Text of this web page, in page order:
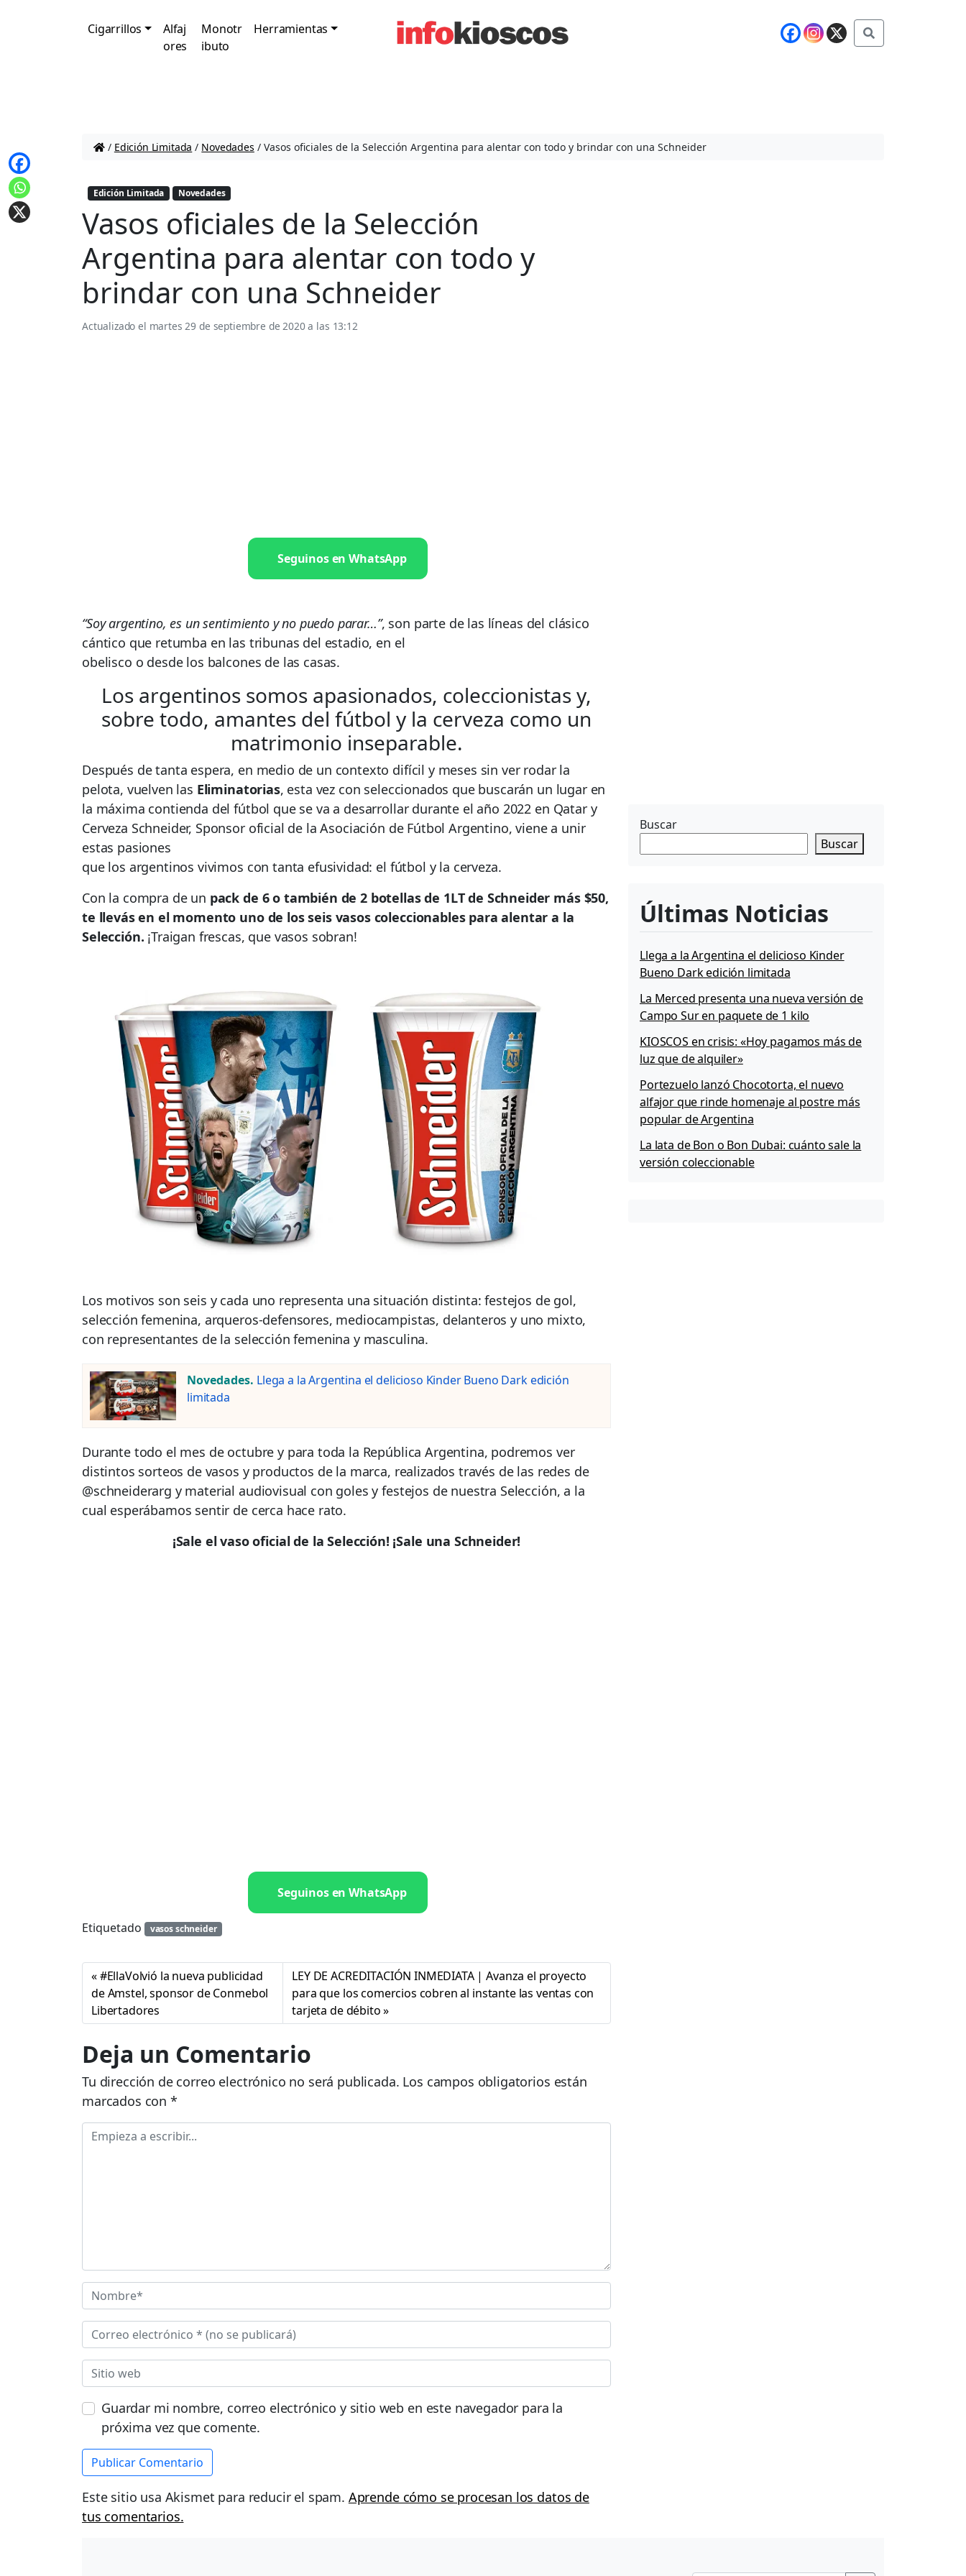
Cigarrillos
Alfaj
ores
Monotr
ibuto
Herramientas
/ Edición Limitada / Novedades / Vasos oficiales de la Selección Argentina para alentar con todo y brindar con una Schneider
Edición Limitada Novedades
Vasos oficiales de la Selección
Argentina para alentar con todo y
brindar con una Schneider
Actualizado el martes 29 de septiembre de 2020 a las 13:12
Seguinos en WhatsApp
“Soy argentino, es un sentimiento y no puedo parar…”, son parte de las líneas del clásico
cántico que retumba en las tribunas del estadio, en el
obelisco o desde los balcones de las casas.
Los argentinos somos apasionados, coleccionistas y,
sobre todo, amantes del fútbol y la cerveza como un
matrimonio inseparable.
Después de tanta espera, en medio de un contexto difícil y meses sin ver rodar la
pelota, vuelven las Eliminatorias, esta vez con seleccionados que buscarán un lugar en
la máxima contienda del fútbol que se va a desarrollar durante el año 2022 en Qatar y
Cerveza Schneider, Sponsor oficial de la Asociación de Fútbol Argentino, viene a unir
estas pasiones
que los argentinos vivimos con tanta efusividad: el fútbol y la cerveza.
Con la compra de un pack de 6 o también de 2 botellas de 1LT de Schneider más $50,
te llevás en el momento uno de los seis vasos coleccionables para alentar a la
Selección. ¡Traigan frescas, que vasos sobran!
Los motivos son seis y cada uno representa una situación distinta: festejos de gol,
selección femenina, arqueros-defensores, mediocampistas, delanteros y uno mixto,
con representantes de la selección femenina y masculina.
Novedades. Llega a la Argentina el delicioso Kinder Bueno Dark edición
limitada
Durante todo el mes de octubre y para toda la República Argentina, podremos ver
distintos sorteos de vasos y productos de la marca, realizados través de las redes de
@schneiderarg y material audiovisual con goles y festejos de nuestra Selección, a la
cual esperábamos sentir de cerca hace rato.
¡Sale el vaso oficial de la Selección! ¡Sale una Schneider!
Seguinos en WhatsApp
Etiquetado vasos schneider
#EllaVolvió la nueva publicidad
de Amstel, sponsor de Conmebol
Libertadores
LEY DE ACREDITACIÓN INMEDIATA | Avanza el proyecto
para que los comercios cobren al instante las ventas con
tarjeta de débito
Deja un Comentario
Tu dirección de correo electrónico no será publicada. Los campos obligatorios están
marcados con *
Guardar mi nombre, correo electrónico y sitio web en este navegador para la
próxima vez que comente.
Este sitio usa Akismet para reducir el spam. Aprende cómo se procesan los datos de
tus comentarios.
Buscar
Buscar
Últimas Noticias
Llega a la Argentina el delicioso Kinder
Bueno Dark edición limitada
La Merced presenta una nueva versión de
Campo Sur en paquete de 1 kilo
KIOSCOS en crisis: «Hoy pagamos más de
luz que de alquiler»
Portezuelo lanzó Chocotorta, el nuevo
alfajor que rinde homenaje al postre más
popular de Argentina
La lata de Bon o Bon Dubai: cuánto sale la
versión coleccionable